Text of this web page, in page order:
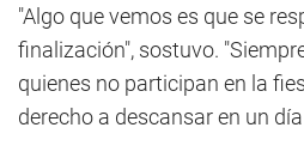
"Algo que vemos es que se
finalización", sostuvo.
quienes no participan en la
derecho a descansar en un